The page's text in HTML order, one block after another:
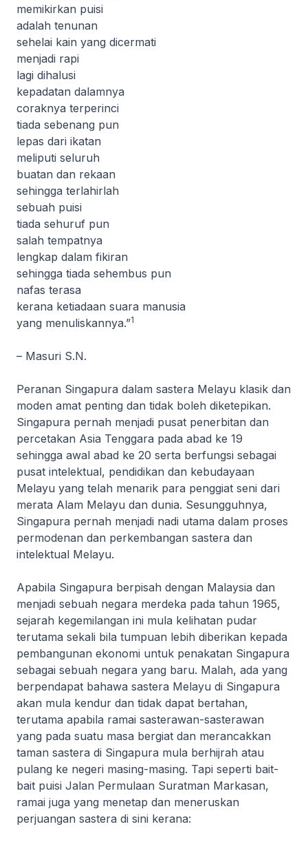
memikirkan puisi
adalah tenunan
sehelai kain yang dicermati
menjadi rapi
lagi dihalusi
kepadatan dalamnya
coraknya terperinci
tiada sebenang pun
lepas dari ikatan
meliputi seluruh
buatan dan rekaan
sehingga terlahirlah
sebuah puisi
tiada sehuruf pun
salah tempatnya
lengkap dalam fikiran
sehingga tiada sehembus pun
nafas terasa
kerana ketiadaan suara manusia
yang menuliskannya.”1
– Masuri S.N.
Peranan Singapura dalam sastera Melayu klasik dan
moden amat penting dan tidak boleh diketepikan.
Singapura pernah menjadi pusat penerbitan dan
percetakan Asia Tenggara pada abad ke 19
sehingga awal abad ke 20 serta berfungsi sebagai
pusat intelektual, pendidikan dan kebudayaan
Melayu yang telah menarik para penggiat seni dari
merata Alam Melayu dan dunia. Sesungguhnya,
Singapura pernah menjadi nadi utama dalam proses
permodenan dan perkembangan sastera dan
intelektual Melayu.
Apabila Singapura berpisah dengan Malaysia dan
menjadi sebuah negara merdeka pada tahun 1965,
sejarah kegemilangan ini mula kelihatan pudar
terutama sekali bila tumpuan lebih diberikan kepada
pembangunan ekonomi untuk penakatan Singapura
sebagai sebuah negara yang baru. Malah, ada yang
berpendapat bahawa sastera Melayu di Singapura
akan mula kendur dan tidak dapat bertahan,
terutama apabila ramai sasterawan-sasterawan
yang pada suatu masa bergiat dan merancakkan
taman sastera di Singapura mula berhijrah atau
pulang ke negeri masing-masing. Tapi seperti bait-
bait puisi Jalan Permulaan Suratman Markasan,
ramai juga yang menetap dan meneruskan
perjuangan sastera di sini kerana: